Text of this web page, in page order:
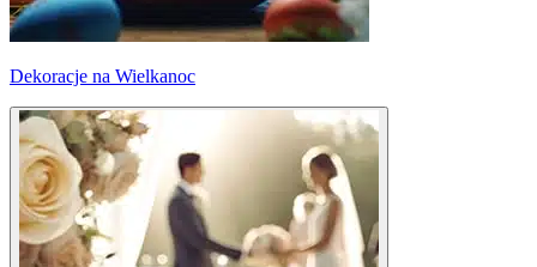
Dekoracje na Wielkanoc